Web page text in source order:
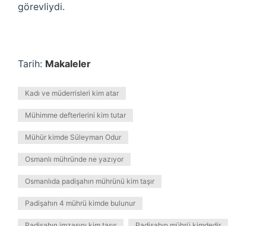
görevliydi.
Tarih: Makaleler
Kadı ve müderrisleri kim atar
Mühimme defterlerini kim tutar
Mühür kimde Süleyman Odur
Osmanlı mühründe ne yazıyor
Osmanlıda padişahın mührünü kim taşır
Padişahın 4 mührü kimde bulunur